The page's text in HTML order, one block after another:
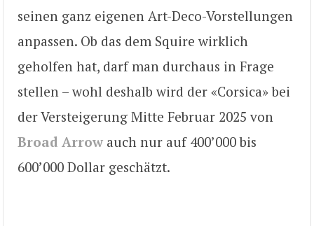
seinen ganz eigenen Art-Deco-Vorstellungen
anpassen. Ob das dem Squire wirklich
geholfen hat, darf man durchaus in Frage
stellen – wohl deshalb wird der «Corsica» bei
der Versteigerung Mitte Februar 2025 von
Broad Arrow auch nur auf 400’000 bis
600’000 Dollar geschätzt.